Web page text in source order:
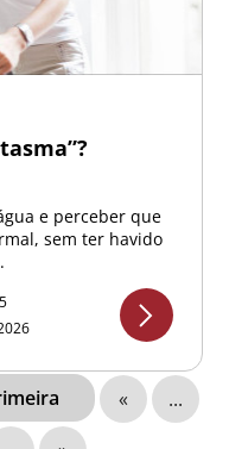
e perceber que
sem ter havido
«
...